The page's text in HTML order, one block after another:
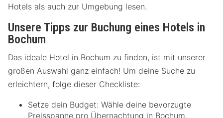
Hotels als auch zur Umgebung lesen.
Unsere Tipps zur Buchung eines Hotels in
Bochum
Das ideale Hotel in Bochum zu finden, ist mit unserer
großen Auswahl ganz einfach! Um deine Suche zu
erleichtern, folge dieser Checkliste:
Setze dein Budget: Wähle deine bevorzugte
Preisspanne pro Übernachtung in Bochum.